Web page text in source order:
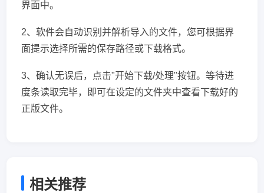
界面中。
2、软件会自动识别并解析导入的文件，您可根据界
面提示选择所需的保存路径或下载格式。
3、确认无误后，点击"开始下载/处理"按钮。等待进
度条读取完毕，即可在设定的文件夹中查看下载好的
正版文件。
相关推荐